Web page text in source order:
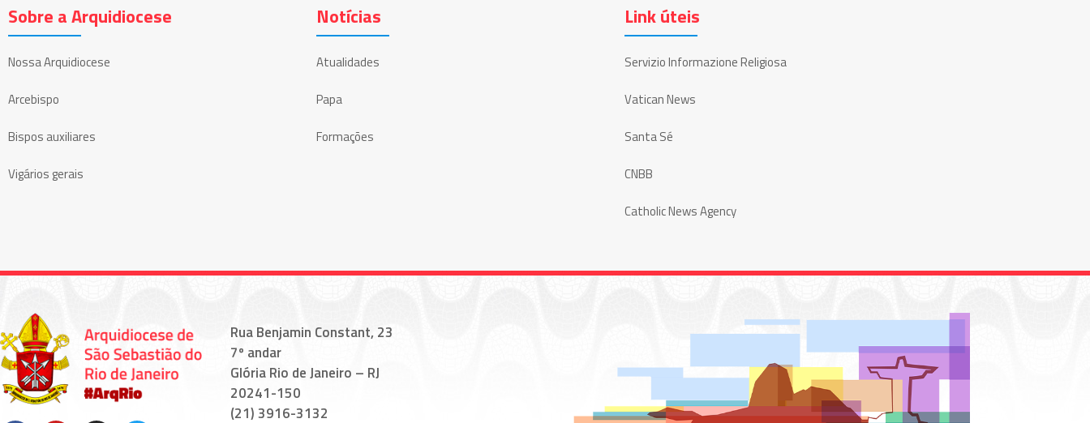
Sobre a Arquidiocese
Nossa Arquidiocese
Arcebispo
Bispos auxiliares
Vigários gerais
Notícias
Atualidades
Papa
Formações
Link úteis
Servizio Informazione Religiosa
Vatican News
Santa Sé
CNBB
Catholic News Agency
Rua Benjamin Constant, 23
7º andar
Glória Rio de Janeiro – RJ
20241-150
(21) 3916-3132